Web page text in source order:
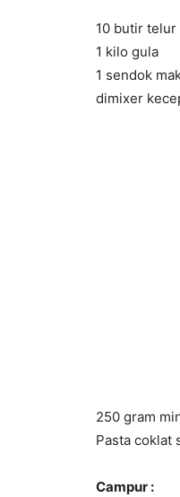
10 butir telur
1 kilo gula
1 sendok
dimixer
250 gram
Pasta coklat
Campur :